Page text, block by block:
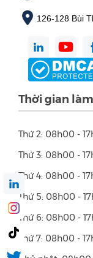
126-128 Bùi
Thời gian
Thứ 2: 08h00 -
Thứ 3: 08h00 -
Thứ 4: 08h00 -
Thứ 5: 08h00 -
Thứ 6: 08h00 -
Thứ 7: 08h00 -